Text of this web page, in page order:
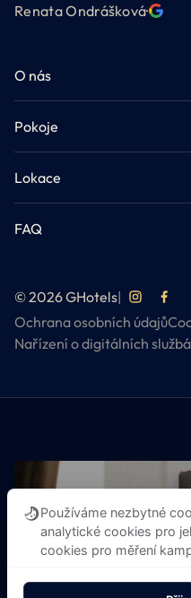
Renata Ondrášková·
O nás
Pokoje
Lokace
FAQ
© 2026 GHotels|
Ochrana osobních údajů
Nařízení o digitálních
Používáme nezbytné
analytické cookies pro
cookies pro měření